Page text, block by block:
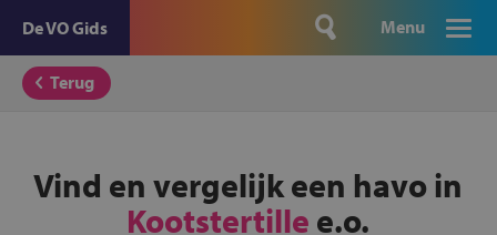
De VO Gids Menu
Terug
Vind en vergelijk een havo in
Kootstertille e.o.